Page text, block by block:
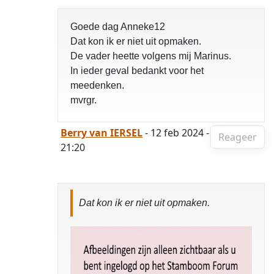
Goede dag Anneke12
Dat kon ik er niet uit opmaken.
De vader heette volgens mij Marinus.
In ieder geval bedankt voor het
meedenken.
mvrgr.
Reageer
Berry van IERSEL- 12 feb 2024 -
21:20
Dat kon ik er niet uit opmaken.